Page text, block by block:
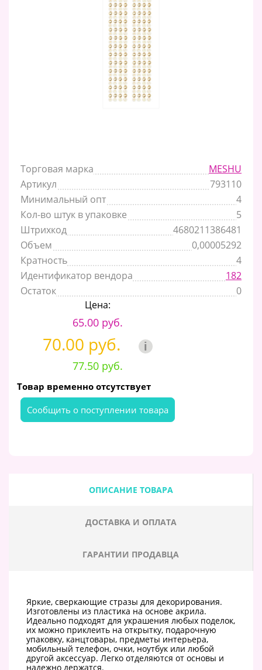
Торговая марка
MESHU
Артикул
793110
Минимальный опт
4
Кол-во штук в упаковке
5
Штрихкод
4680211386481
Объем
0,00005292
Кратность
4
Идентификатор вендора
182
Остаток
0
Цена:
65.00 руб.
70.00 руб. i
77.50 руб.
Товар временно отсутствует
Cообщить о поступлении товара
ОПИСАНИЕ ТОВАРА
ДОСТАВКА И ОПЛАТА
ГАРАНТИИ ПРОДАВЦА
Яркие, сверкающие стразы для декорирования.
Изготовлены из пластика на основе акрила.
Идеально подходят для украшения любых поделок,
их можно приклеить на открытку, подарочную
упаковку, канцтовары, предметы интерьера,
мобильный телефон, очки, ноутбук или любой
другой аксессуар. Легко отделяются от основы и
надежно держатся.